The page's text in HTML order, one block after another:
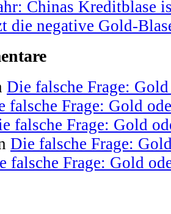
Chinas Kreditblase
die negative Gold-
Die falsche Frage:
falsche Frage: Gold
falsche Frage: Gold
Die falsche Frage:
falsche Frage: Gold